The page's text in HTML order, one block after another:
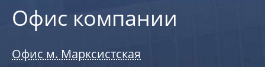
Офис компании
Офис м. Марксистская